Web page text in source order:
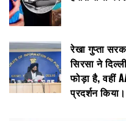
रेखा गुप्ता
सिरसा ने
फोड़ा है, वहीं
प्रदर्शन किया।